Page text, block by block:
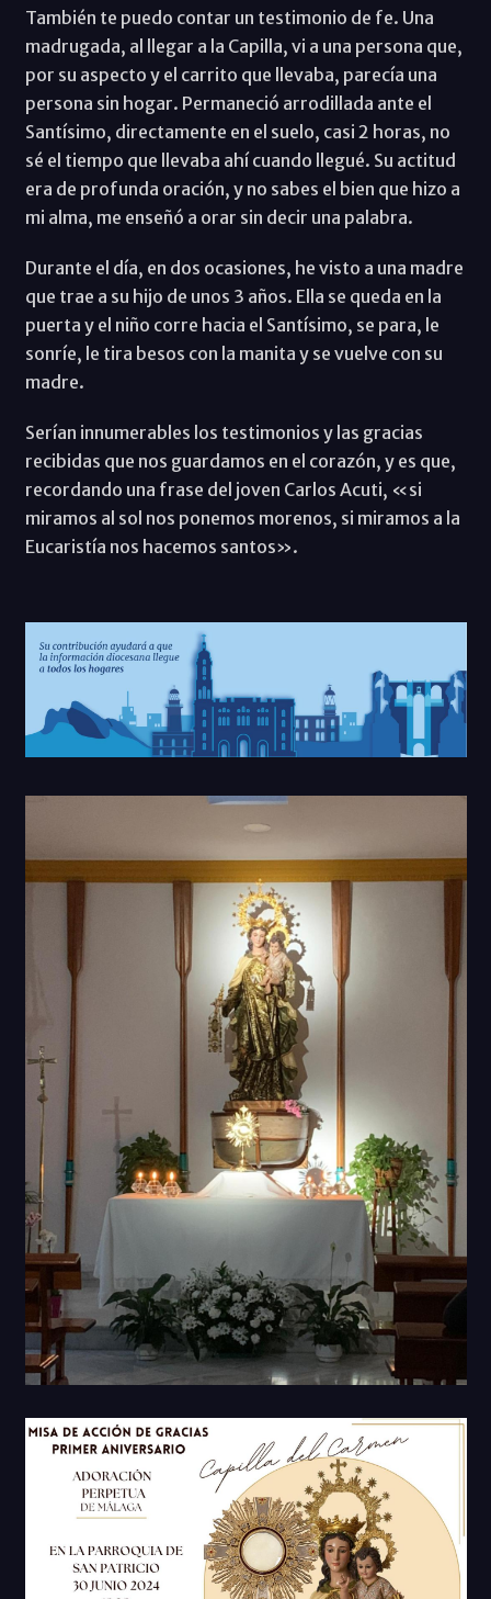
También te puedo contar un testimonio de fe. Una
madrugada, al llegar a la Capilla, vi a una persona que,
por su aspecto y el carrito que llevaba, parecía una
persona sin hogar. Permaneció arrodillada ante el
Santísimo, directamente en el suelo, casi 2 horas, no
sé el tiempo que llevaba ahí cuando llegué. Su actitud
era de profunda oración, y no sabes el bien que hizo a
mi alma, me enseñó a orar sin decir una palabra.
Durante el día, en dos ocasiones, he visto a una madre
que trae a su hijo de unos 3 años. Ella se queda en la
puerta y el niño corre hacia el Santísimo, se para, le
sonríe, le tira besos con la manita y se vuelve con su
madre.
Serían innumerables los testimonios y las gracias
recibidas que nos guardamos en el corazón, y es que,
recordando una frase del joven Carlos Acuti, «si
miramos al sol nos ponemos morenos, si miramos a la
Eucaristía nos hacemos santos».